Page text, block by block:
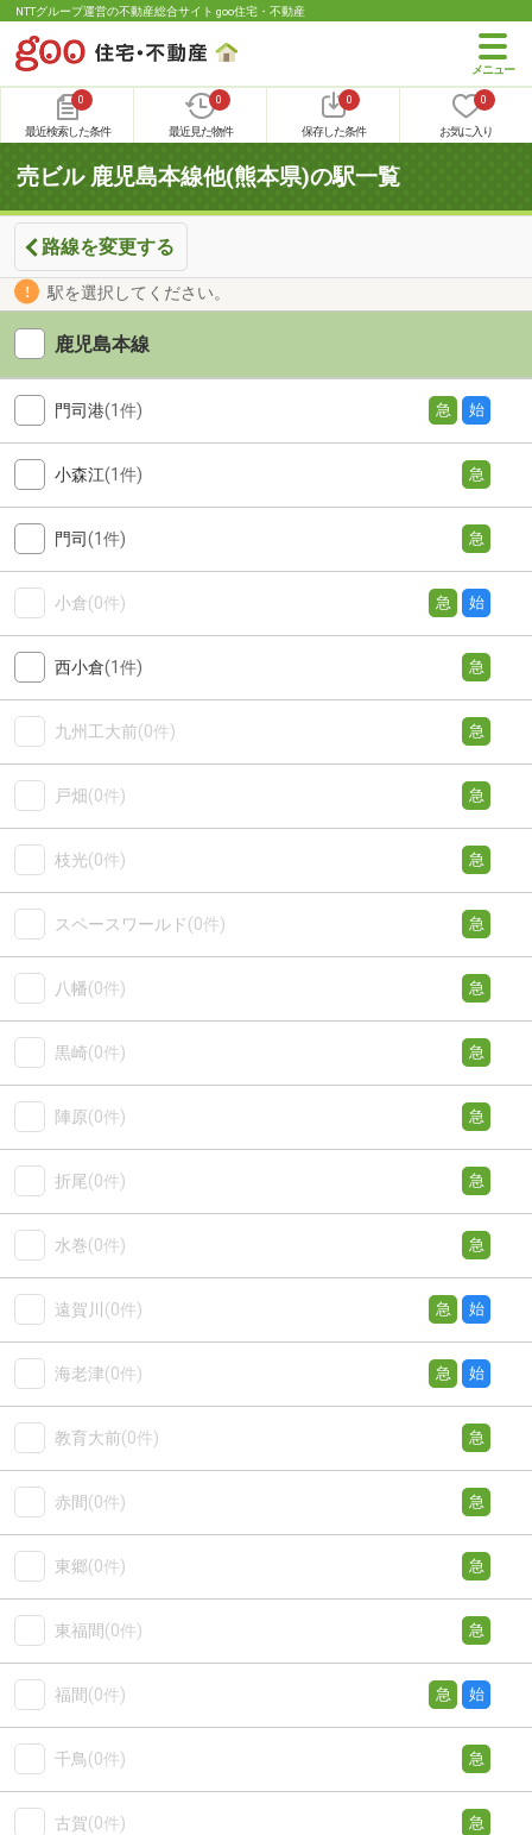
NTTグループ運営の不動産総合サイト goo住宅・不動産
0
最近検索した条件
0
最近見た物件
0
保存した条件
0
お気に入り
売ビル 鹿児島本線他(熊本県)の駅一覧
路線を変更する
駅を選択してください。
鹿児島本線
門司港(1件) 急 始
小森江(1件) 急
門司(1件) 急
小倉(0件) 急 始
西小倉(1件) 急
九州工大前(0件) 急
戸畑(0件) 急
枝光(0件) 急
スペースワールド(0件) 急
八幡(0件) 急
黒崎(0件) 急
陣原(0件) 急
折尾(0件) 急
水巻(0件) 急
遠賀川 (0件) 急 始
海老津(0件) 急 始
教育大前(0件) 急
赤間(0件) 急
東郷(0件) 急
東福間(0件) 急
福間(0件) 急 始
千鳥(0件) 急
古賀(0件) 急